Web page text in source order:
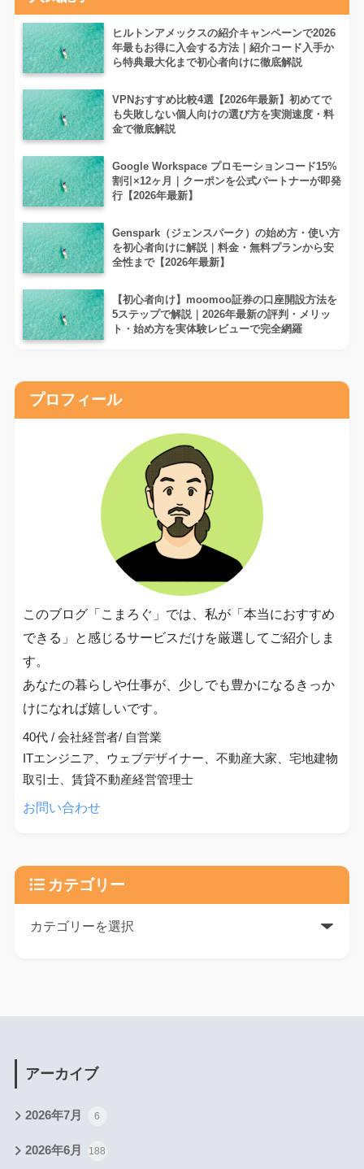
ヒルトンアメックスの紹介キャンペーンで2026
年最もお得に入会する方法｜紹介コード入手か
ら特典最大化まで初心者向けに徹底解説
VPNおすすめ比較4選【2026年最新】初めてで
も失敗しない個人向けの選び方を実測速度・料
金で徹底解説
Google Workspace プロモーションコード15%
割引×12ヶ月｜クーポンを公式パートナーが即発
行【2026年最新】
Genspark（ジェンスパーク）の始め方・使い方
を初心者向けに解説｜料金・無料プランから安
全性まで【2026年最新】
【初心者向け】moomoo証券の口座開設方法を
5ステップで解説｜2026年最新の評判・メリッ
ト・始め方を実体験レビューで完全網羅
プロフィール
このブログ「こまろぐ」では、私が「本当におすすめ
できる」と感じるサービスだけを厳選してご紹介しま
す。
あなたの暮らしや仕事が、少しでも豊かになるきっか
けになれば嬉しいです。
40代 / 会社経営者/ 自営業
ITエンジニア、ウェブデザイナー、不動産大家、宅地建物
取引士、賃貸不動産経営管理士
お問い合わせ
カテゴリー
アーカイブ
2026年7月 6
2026年6月 188